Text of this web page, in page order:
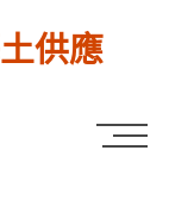
供應